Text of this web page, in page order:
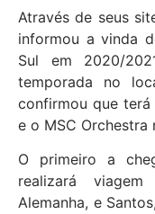
Através de seus
informou a vinda
Sul em 2020/
temporada no
confirmou que terá
e o MSC Orchestra
O primeiro a
realizará
Alemanha, e